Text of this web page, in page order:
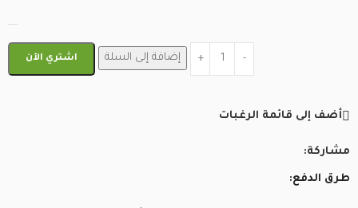
إضافة إلى السلة اشتري الآن
أضف إلى قائمة الرغبات
مشاركة:
طرق الدفع: